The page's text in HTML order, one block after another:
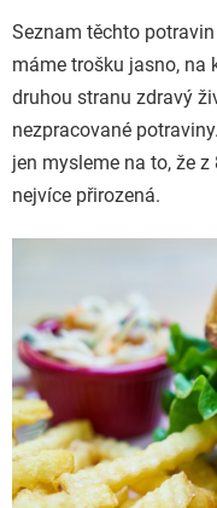
Seznam těchto
máme trošku jasno, na
druhou stranu zdravý
nezpracované
jen mysleme na to, že
nejvíce přirozená.